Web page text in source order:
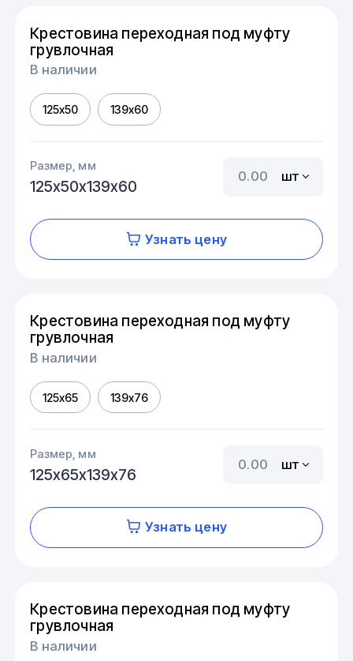
Крестовина переходная под муфту
грувлочная
В наличии
125х50 139х60
Размер, мм
125х50х139х60
шт
Узнать цену
Крестовина переходная под муфту
грувлочная
В наличии
125х65 139х76
Размер, мм
125х65х139х76
шт
Узнать цену
Крестовина переходная под муфту
грувлочная
В наличии